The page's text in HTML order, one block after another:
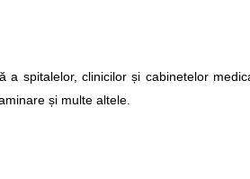
spitalelor, clinicilor și cabinetelor
și multe altele.